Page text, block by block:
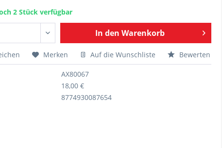
2 Stück verfügbar
In den Warenkorb
Merken Auf die Wunschliste Bewerten
AX80067
18,00 €
8774930087654